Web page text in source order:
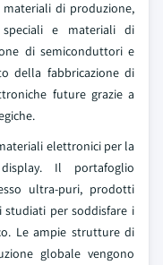
di produzione,
e materiali di
di semiconduttori e
della fabbricazione di
future grazie a
elettronici per la
Il portafoglio
ultra-puri, prodotti
per soddisfare i
Le ampie strutture di
globale vengono